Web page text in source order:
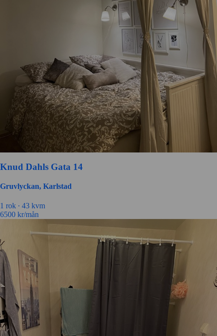
Knud Dahls Gata 14
Gruvlyckan, Karlstad
1 rok ∙ 43 kvm
6500 kr/mån